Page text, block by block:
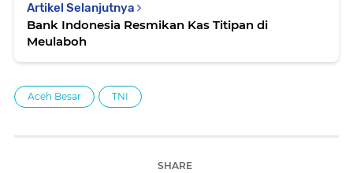
Artikel Selanjutnya
Bank Indonesia Resmikan Kas Titipan di
Meulaboh
Aceh Besar TNI
SHARE